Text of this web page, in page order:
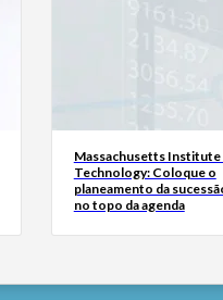
Massachusetts
Technology: Coloque o
planeamento da
no topo da agenda